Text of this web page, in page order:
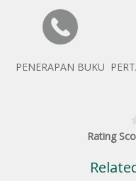
PENERAPAN BUKU
Rating